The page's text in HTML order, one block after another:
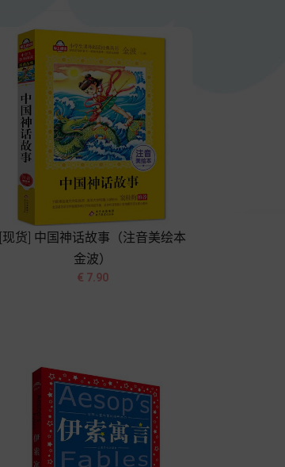
[现货] 中国神话故事（注音美绘本
金波）
价
€ 7.90